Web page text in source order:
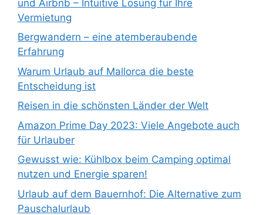
und Airbnb – Intuitive Lösung für Ihre
Vermietung
Bergwandern – eine atemberaubende
Erfahrung
Warum Urlaub auf Mallorca die beste
Entscheidung ist
Reisen in die schönsten Länder der Welt
Amazon Prime Day 2023: Viele Angebote auch
für Urlauber
Gewusst wie: Kühlbox beim Camping optimal
nutzen und Energie sparen!
Urlaub auf dem Bauernhof: Die Alternative zum
Pauschalurlaub